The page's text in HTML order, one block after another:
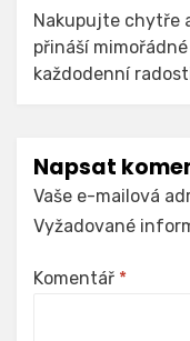
Nakupujte chytře
přináší
každodenní
Napsat
Vaše e-mailová
Vyžadované
Komentář *